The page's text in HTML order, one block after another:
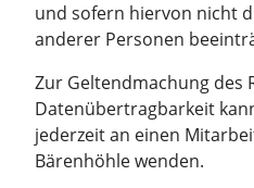
und sofern hiervon nicht
anderer Personen
Zur Geltendmachung des
Datenübertragbarkeit
jederzeit an einen
Bärenhöhle wenden.